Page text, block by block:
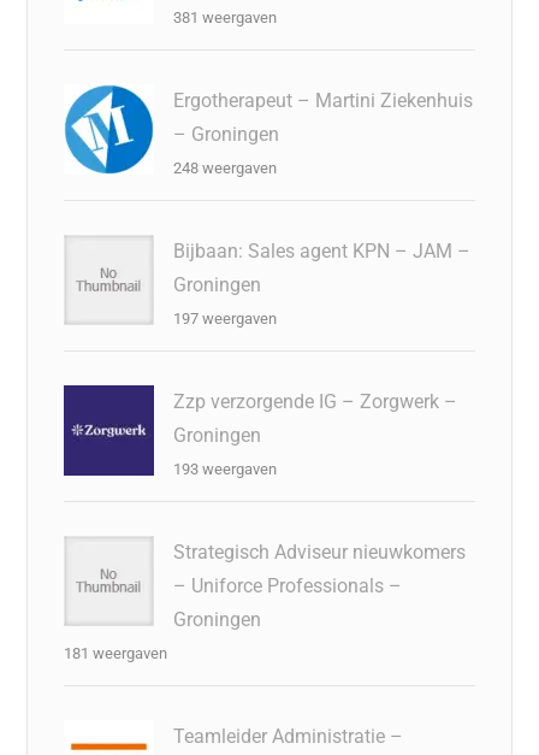
381 weergaven
Ergotherapeut – Martini Ziekenhuis
– Groningen
248 weergaven
Bijbaan: Sales agent KPN – JAM –
Groningen
197 weergaven
Zzp verzorgende IG – Zorgwerk –
Groningen
193 weergaven
Strategisch Adviseur nieuwkomers
– Uniforce Professionals –
Groningen
181 weergaven
Teamleider Administratie –